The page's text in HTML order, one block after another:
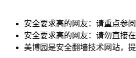
安全要求高的网友：请重点参
安全要求高的网友：请勿直接
美博园是安全翻墙技术网站，